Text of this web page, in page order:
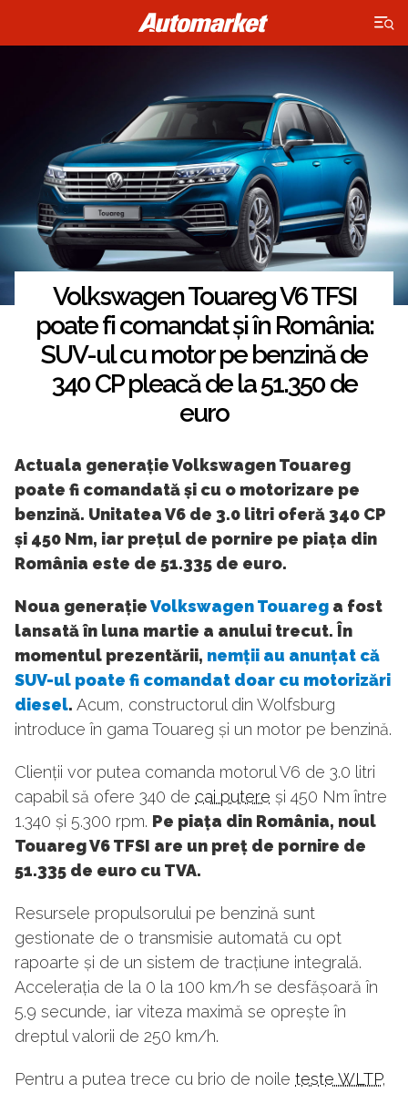
×
Volkswagen Touareg V6 TFSI
poate fi comandat și în România:
SUV-ul cu motor pe benzină de
340 CP pleacă de la 51.350 de
euro
Actuala generație Volkswagen Touareg
poate fi comandată și cu o motorizare pe
benzină. Unitatea V6 de 3.0 litri oferă 340 CP
și 450 Nm, iar prețul de pornire pe piața din
România este de 51.335 de euro.
Noua generațieVolkswagen Touareg a fost
lansată în luna martie a anului trecut. În
momentul prezentării, nemții au anunțat că
SUV-ul poate fi comandat doar cu motorizări
diesel. Acum, constructorul din Wolfsburg
introduce în gama Touareg și un motor pe benzină.
Clienții vor putea comanda motorul V6 de 3.0 litri
capabil să ofere 340 de cai putere și 450 Nm între
1.340 și 5.300 rpm. Pe piața din România, noul
Touareg V6 TFSI are un preț de pornire de
51.335 de euro cu TVA.
Resursele propulsorului pe benzină sunt
gestionate de o transmisie automată cu opt
rapoarte și de un sistem de tracțiune integrală.
Accelerația de la 0 la 100 km/h se desfășoară în
5.9 secunde, iar viteza maximă se oprește în
dreptul valorii de 250 km/h.
Pentru a putea trece cu brio de noile teste WLTP,